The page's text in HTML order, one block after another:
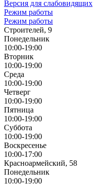
Версия для слабовидящих
Режим работы
Режим работы
Строителей, 9
Понедельник
10:00-19:00
Вторник
10:00-19:00
Среда
10:00-19:00
Четверг
10:00-19:00
Пятница
10:00-19:00
Суббота
10:00-19:00
Воскресенье
10:00-17:00
Красноармейский, 58
Понедельник
10:00-19:00